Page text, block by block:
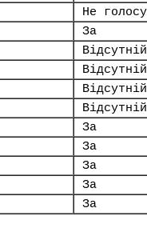
Не
За
Відсутній
Відсутній
Відсутній
Відсутній
За
За
За
За
За